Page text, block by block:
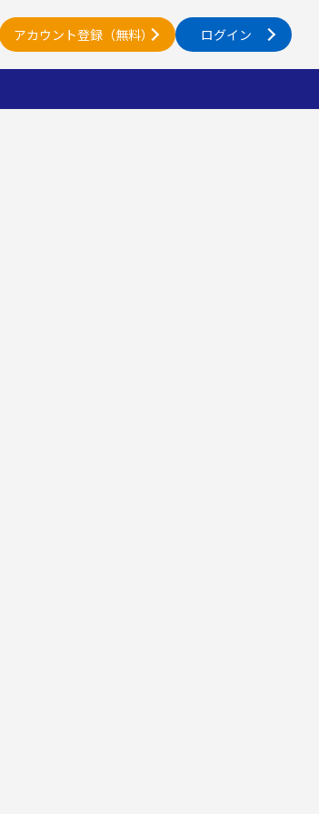
アカウント登録（無料） ログイン